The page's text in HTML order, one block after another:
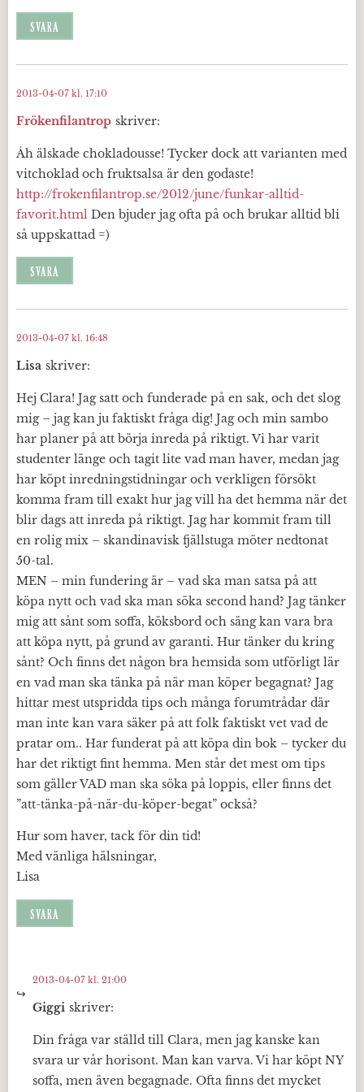
SVARA
Frökenfilantrop skriver:
2013-04-07 kl. 17:10
Åh älskade chokladousse! Tycker dock att varianten med
vitchoklad och fruktsalsa är den godaste!
http://frokenfilantrop.se/2012/june/funkar-alltid-
favorit.html Den bjuder jag ofta på och brukar alltid bli
så uppskattad =)
SVARA
Lisa skriver:
2013-04-07 kl. 16:48
Hej Clara! Jag satt och funderade på en sak, och det slog
mig – jag kan ju faktiskt fråga dig! Jag och min sambo
har planer på att börja inreda på riktigt. Vi har varit
studenter länge och tagit lite vad man haver, medan jag
har köpt inredningstidningar och verkligen försökt
komma fram till exakt hur jag vill ha det hemma när det
blir dags att inreda på riktigt. Jag har kommit fram till
en rolig mix – skandinavisk fjällstuga möter nedtonat
50-tal.
MEN – min fundering är – vad ska man satsa på att
köpa nytt och vad ska man söka second hand? Jag tänker
mig att sånt som soffa, köksbord och säng kan vara bra
att köpa nytt, på grund av garanti. Hur tänker du kring
sånt? Och finns det någon bra hemsida som utförligt lär
en vad man ska tänka på när man köper begagnat? Jag
hittar mest utspridda tips och många forumtrådar där
man inte kan vara säker på att folk faktiskt vet vad de
pratar om.. Har funderat på att köpa din bok – tycker du
har det riktigt fint hemma. Men står det mest om tips
som gäller VAD man ska söka på loppis, eller finns det
”att-tänka-på-när-du-köper-begat” också?
Hur som haver, tack för din tid!
Med vänliga hälsningar,
Lisa
SVARA
Giggi skriver:
2013-04-07 kl. 21:00
Din fråga var ställd till Clara, men jag kanske kan
svara ur vår horisont. Man kan varva. Vi har köpt NY
soffa, men även begagnade. Ofta finns det mycket